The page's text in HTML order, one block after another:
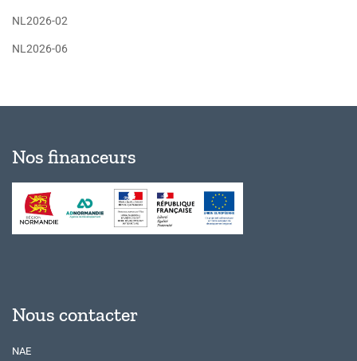
NL2026-02
NL2026-06
Nos financeurs
Nous contacter
NAE